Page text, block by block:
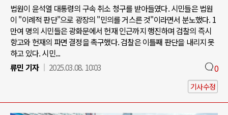
법원이 윤석열 대통령의 구속 취소 청구를 받아들였다. 시민들은 법원
이 "이례적 판단"으로 광장의 "민의를 거스른 것"이라면서 분노했다. 1
만여 명의 시민들은 광화문에서 헌재 인근까지 행진하며 검찰의 즉시
항고와 헌재의 파면 결정을 촉구했다. 검찰은 이틀째 판단을 내리지 못
하고 있다. 시민...
류민 기자
2025.03.08. 10:03 0
기사수정